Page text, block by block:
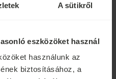
A sütikről
eszközöket használ
használunk az
biztosításához, a